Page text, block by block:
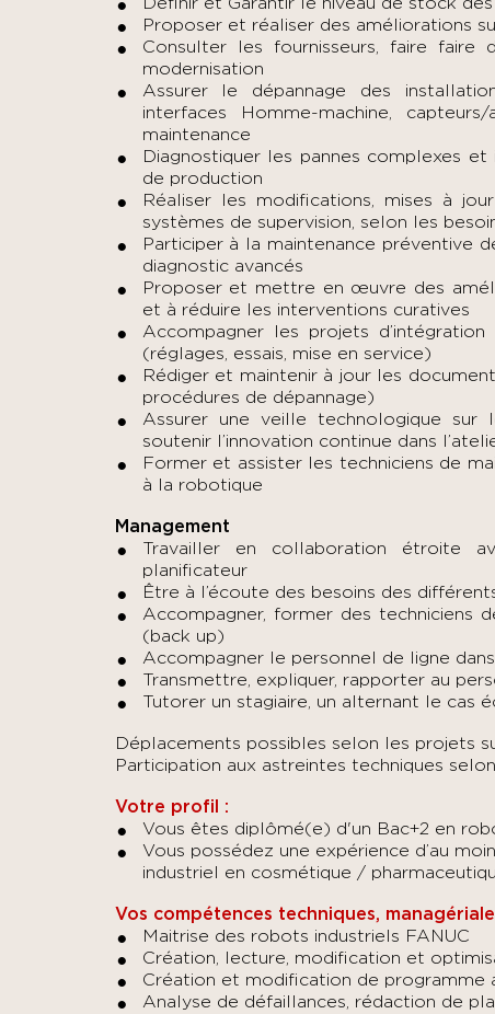
Proposer et réaliser des améliorations
Consulter les fournisseurs, faire faire
modernisation
Assurer le dépannage des
interfaces Homme-machine,
maintenance
Diagnostiquer les pannes complexes
de production
Réaliser les modifications, mises à
systèmes de supervision, selon les
Participer à la maintenance préventive
diagnostic avancés
Proposer et mettre en œuvre des
et à réduire les interventions curatives
Accompagner les projets
(réglages, essais, mise en service)
Rédiger et maintenir à jour les
procédures de dépannage)
Assurer une veille technologique
soutenir l’innovation continue dans
Former et assister les techniciens de
à la robotique
Management
Travailler en collaboration étroite
planificateur
Être à l’écoute des besoins des
Accompagner, former des techniciens
(back up)
Accompagner le personnel de ligne
Transmettre, expliquer, rapporter au
Tutorer un stagiaire, un alternant le cas
Déplacements possibles selon les projets
Participation aux astreintes techniques
Votre profil :
Vous êtes diplômé(e) d'un Bac+2 en
Vous possédez une expérience d’au
industriel en cosmétique /
Vos compétences techniques,
Maitrise des robots industriels FANUC
Création, lecture, modification et
Création et modification de programme
Analyse de défaillances, rédaction de